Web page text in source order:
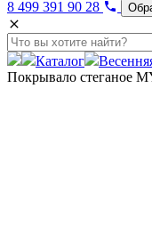
8 499 391 90 28
Каталог
Покрывало стеганое